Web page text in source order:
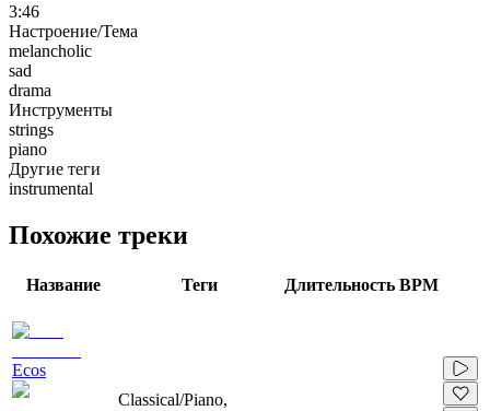
3:46
Настроение/Тема
melancholic
sad
drama
Инструменты
strings
piano
Другие теги
instrumental
Похожие треки
Название Теги Длительность BPM
Ecos
Classical/Piano,